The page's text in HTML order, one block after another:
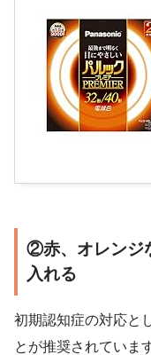
②赤、オレンジ
入れる
初期認知症の対応と
とが推奨されていま